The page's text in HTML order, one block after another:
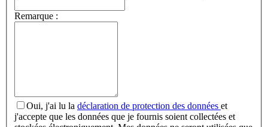
Remarque :
Oui, j'ai lu la déclaration de protection des données et
j'accepte que les données que je fournis soient collectées et